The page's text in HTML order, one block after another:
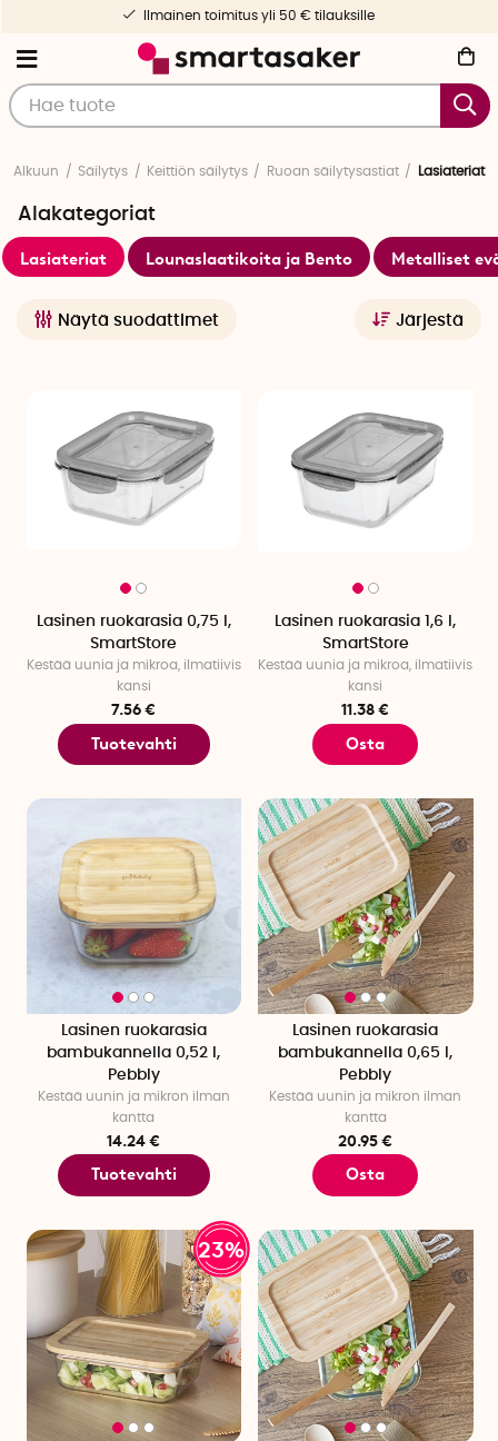
Nopea toimitus & yksilöllinen
Alkuun Säilytys Keittiön säilytys Ruoan säilytysastiat Lasiateriat
Näytä suodattimet Järjestä
Alakategoriat
Lasiateriat Lounaslaatikoita ja Bento Metalliset
Lasinen ruokarasia 0,75 l,
SmartStore
Kestää uunia ja mikroa, ilmatiivis
kansi
7.56 €
Tuotevahti
Lasinen ruokarasia 1,6 l,
SmartStore
Kestää uunia ja mikroa, ilmatiivis
kansi
11.38 €
Osta
Lasinen ruokarasia
bambukannella 0,52 l,
Pebbly
Kestää uunin ja mikron ilman
kantta
14.24 €
Tuotevahti
Lasinen ruokarasia
bambukannella 0,65 l,
Pebbly
Kestää uunin ja mikron ilman
kantta
20.95 €
Osta
23%